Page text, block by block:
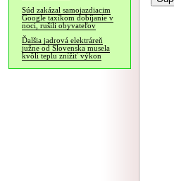
Súd zakázal samojazdiacim
Google taxíkom dobíjanie v
noci, rušili obyvateľov
Ďalšia jadrová elektráreň
južne od Slovenska musela
kvôli teplu znížiť výkon